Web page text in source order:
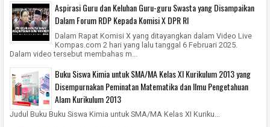
Aspirasi Guru dan Keluhan Guru-guru Swasta yang Disampaikan
Dalam Forum RDP Kepada Komisi X DPR RI
Dalam Rapat Komisi X yang ditayangkan dalam Video Live
Kompas.com 2 hari yang lalu tanggal 6 Februari 2025.
Dalam video tersebut membahas m...
Buku Siswa Kimia untuk SMA/MA Kelas XI Kurikulum 2013 yang
Disempurnakan Peminatan Matematika dan Ilmu Pengetahuan
Alam Kurikulum 2013
Judul Buku Buku Siswa Kimia untuk SMA/MA Kelas XI Kuriku...